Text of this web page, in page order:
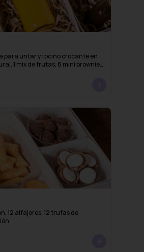
para untar y tocino crocante en
1 mix de frutas, 8 mini brownies
café americano)
12 alfajores, 12 trufas de